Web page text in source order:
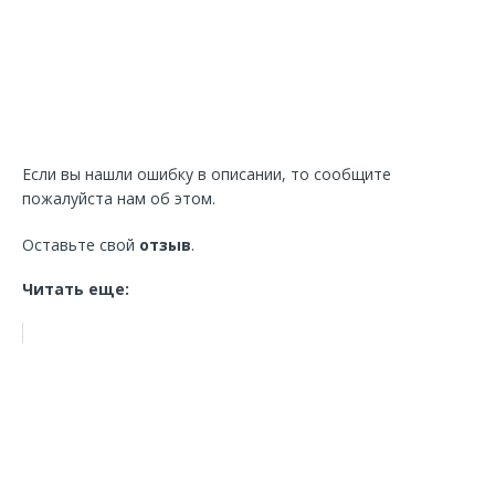
Если вы нашли ошибку в описании, то сообщите
пожалуйста нам об этом.
Оставьте свой отзыв.
Читать еще: